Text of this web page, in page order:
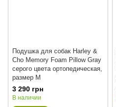
Подушка для собак Harley &
Cho Memory Foam Pillow Gray
серого цвета ортопедическая,
размер M
3 290 грн
В наличии